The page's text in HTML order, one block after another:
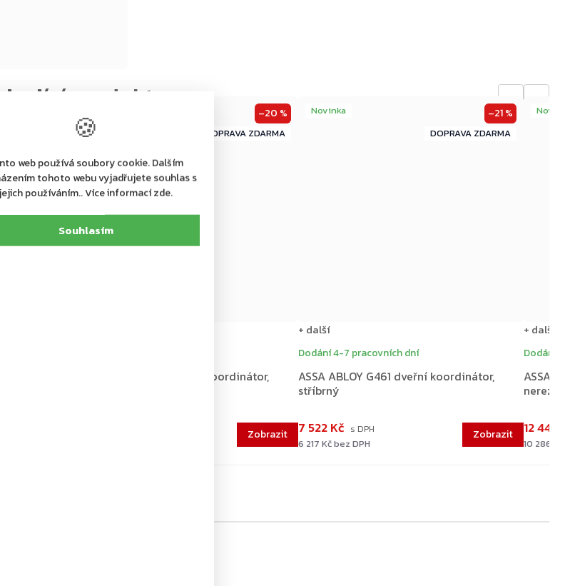
🍪
web používá soubory cookie. Dalším
tohoto webu vyjadřujete souhlas s
jejich používáním.. Více informací zde.
Souhlasím
bílý
ZDARMA
–20 %
ASSA ABLOY G461 dveřní koordinátor,
Novinka
ZDARMA
–21 %
ASSA ABLOY G461 dveřní koordinátor,
stříbrný
Dodání 4-7 pracovních dní
6 217 Kč bez DPH
7 522 Kč
+ další
ASSA
nerez
Dodání
10 286
12 446
+ další
806 200